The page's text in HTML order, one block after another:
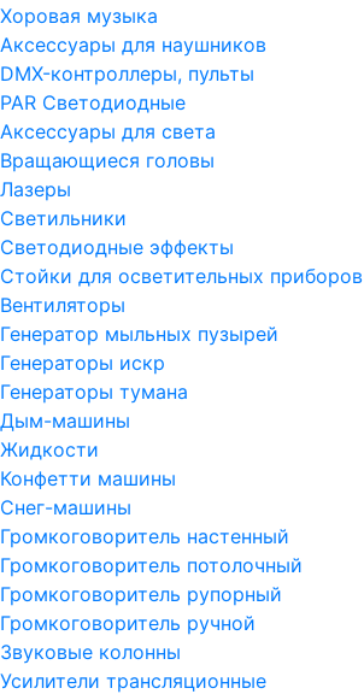
Хоровая музыка
Аксессуары для наушников
DMX-контроллеры, пульты
PAR Светодиодные
Аксессуары для света
Вращающиеся головы
Лазеры
Светильники
Светодиодные эффекты
Стойки для осветительных приборов
Вентиляторы
Генератор мыльных пузырей
Генераторы искр
Генераторы тумана
Дым-машины
Жидкости
Конфетти машины
Снег-машины
Громкоговоритель настенный
Громкоговоритель потолочный
Громкоговоритель рупорный
Громкоговоритель ручной
Звуковые колонны
Усилители трансляционные